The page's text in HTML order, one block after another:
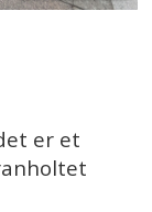
er et